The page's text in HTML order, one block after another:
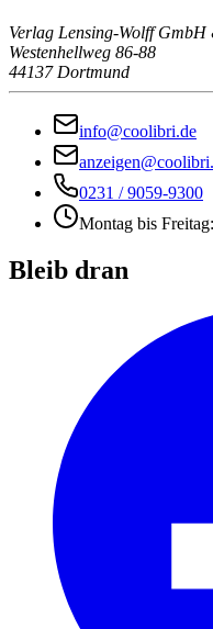
Verlag Lensing-Wolff
Westenhellweg 86-88
44137 Dortmund
info@coolibri.de
0231 / 9059-9300
Montag bis
Bleib dran